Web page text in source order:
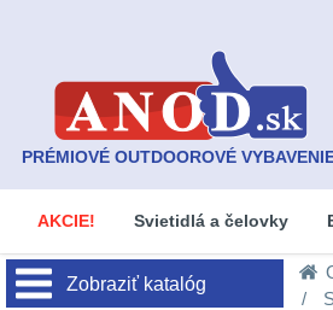
PRÉMIOVÉ OUTDOOROVÉ
AKCIE! Svietidlá a čelovky
Zobraziť katalóg